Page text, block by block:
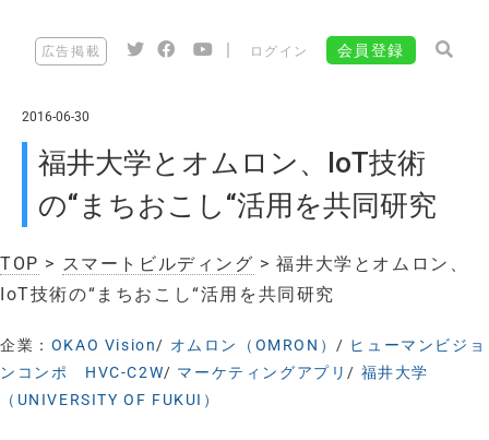
広告掲載 ログイン 会員登録
2016-06-30
福井大学とオムロン、IoT技術
の“まちおこし“活用を共同研究
TOP > スマートビルディング > 福井大学とオムロン、
IoT技術の“まちおこし“活用を共同研究
企業： OKAO Vision/ オムロン（OMRON）/ ヒューマンビジョ
ンコンポ HVC-C2W/ マーケティングアプリ/ 福井大学
（UNIVERSITY OF FUKUI）